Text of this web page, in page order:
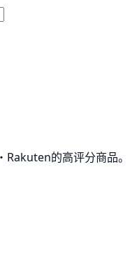
的高评分商品。